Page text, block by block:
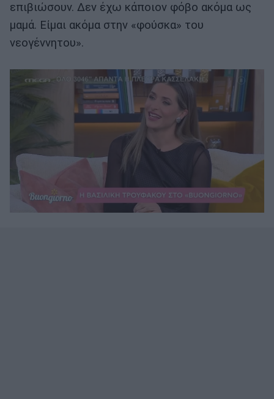
επιβιώσουν. Δεν έχω κάποιον φόβο ακόμα ως
μαμά. Είμαι ακόμα στην «φούσκα» του
νεογέννητου».